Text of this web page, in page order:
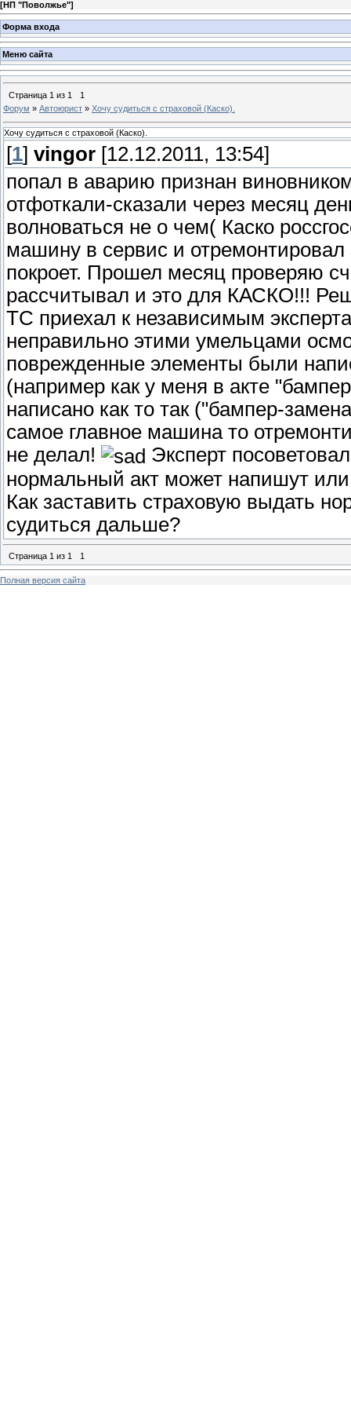
[НП "Поволжье"]
Форма входа
Меню сайта
Страница 1 из 1
1
Форум » Автоюрист » Хочу судиться с страховой (Каско).
Хочу судиться с страховой (Каско).
[1] vingor [12.12.2011, 13:54]
попал в аварию признан
отфоткали-сказали через месяц
волноваться не о чем( Каско
машину в сервис и отремонтировал
покроет. Прошел месяц проверяю
рассчитывал и это для КАСКО!!!
ТС приехал к независимым
неправильно этими умельцами
поврежденные элементы были
(например как у меня в акте
написано как то так ("бампер-
самое главное машина то
не делал!
Эксперт
нормальный акт может напишут
Как заставить страховую выдать
судиться дальше?
Страница 1 из 1 1
Полная версия сайта